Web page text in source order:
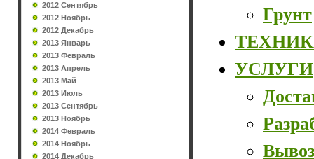
2012 Сентябрь
2012 Ноябрь
2012 Декабрь
2013 Январь
2013 Февраль
2013 Апрель
2013 Май
2013 Июль
2013 Сентябрь
2013 Ноябрь
2014 Февраль
2014 Ноябрь
2014 Декабрь
Грунт
УСЛУГИ